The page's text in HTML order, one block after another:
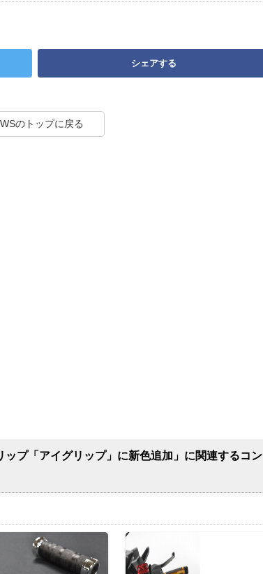
シェアする
のトップに戻る
ップ「アイグリップ」に新色追加」に関連するコン